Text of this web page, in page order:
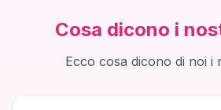
Cosa dicono i
Ecco cosa dicono di noi i